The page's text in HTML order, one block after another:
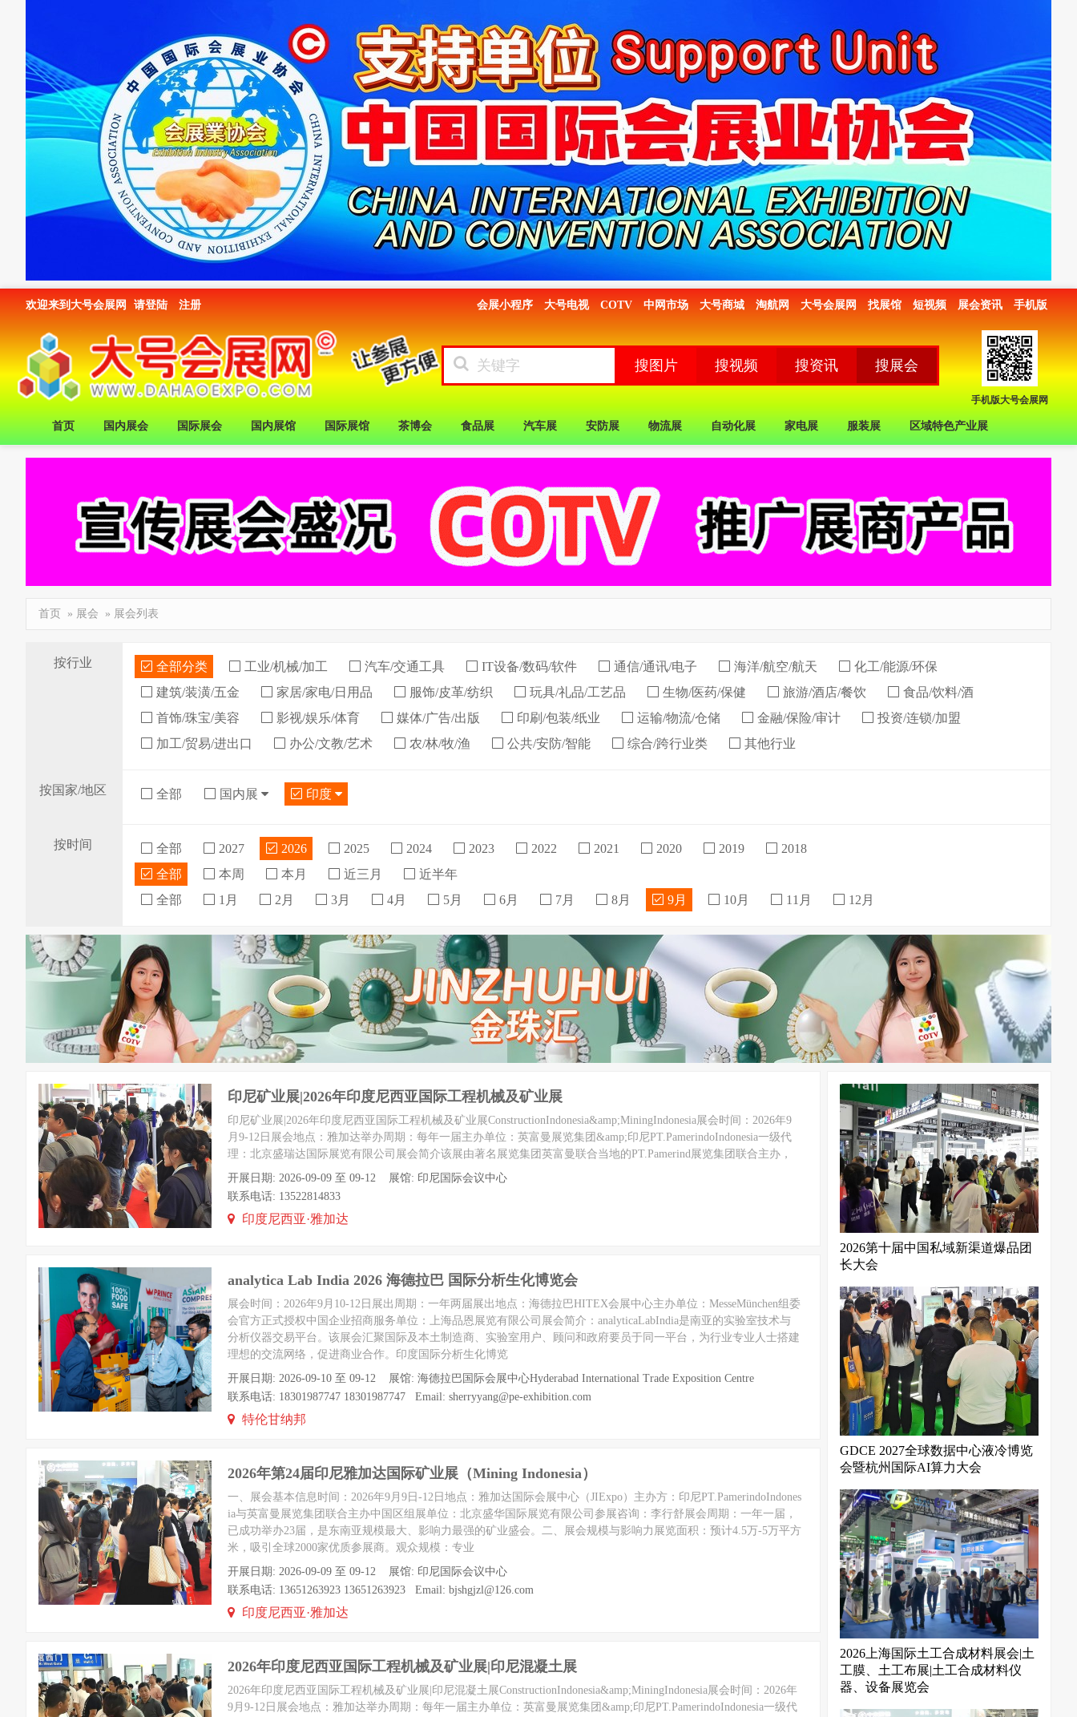
欢迎来到大号会展网 请登陆 注册 会展小程序 大号电视 COTV 中网市场 大号商城 淘航网 大号会展网 找展馆 短视频 展会资讯 手机版
手机版大号会展网
首页 国内展会 国际展会 国内展馆 国际展馆 茶博会 食品展 汽车展 安防展 物流展 自动化展 家电展 服装展 区域特色产业展
首页 » 展会 » 展会列表
按行业 全部分类 工业/机械/加工 汽车/交通工具 IT设备/数码/软件 通信/通讯/电子 海洋/航空/航天
化工/能源/环保
建筑/装潢/五金
家居/家电/日用品 服饰/皮革/纺织 玩具/礼品/工艺品 生物/医药/保健 旅游/酒店/餐饮
食品/饮料/酒
首饰/珠宝/美容
影视/娱乐/体育 媒体/广告/出版 印刷/包装/纸业 运输/物流/仓储 金融/保险/审计
投资/连锁/加盟
加工/贸易/进出口
办公/文教/艺术 农/林/牧/渔 公共/安防/智能 综合/跨行业类 其他行业
按国家/地区 全部 国内展 印度
按时间 全部 2027 2026 2025 2024 2023 2022 2021 2020 2019
2018
全部
本周 本月 近三月
近半年
全部
1月 2月 3月 4月 5月 6月 7月 8月 9月 10月 11月 12月
印尼矿业展|2026年印度尼西亚国际工程机械及矿业展
印尼矿业展|2026年印度尼西亚国际工程机械及矿业展ConstructionIndonesia&amp;MiningIndonesia展会时间：2026年9
月9-12日展会地点：雅加达举办周期：每年一届主办单位：英富曼展览集团&amp;印尼PT.PamerindoIndonesia一级代
理：北京盛瑞达国际展览有限公司展会简介该展由著名展览集团英富曼联合当地的PT.Pamerind展览集团联合主办，
开展日期: 2026-09-09 至 09-12 展馆: 印尼国际会议中心
联系电话: 13522814833
印度尼西亚·雅加达
analytica Lab India 2026 海德拉巴 国际分析生化博览会
展会时间：2026年9月10-12日展出周期：一年两届展出地点：海德拉巴HITEX会展中心主办单位：MesseMünchen组委
会官方正式授权中国企业招商服务单位：上海品恩展览有限公司展会简介：analyticaLabIndia是南亚的实验室技术与
分析仪器交易平台。该展会汇聚国际及本土制造商、实验室用户、顾问和政府要员于同一平台，为行业专业人士搭建
理想的交流网络，促进商业合作。印度国际分析生化博览
开展日期: 2026-09-10 至 09-12 展馆: 海德拉巴国际会展中心Hyderabad International Trade Exposition Centre
联系电话: 18301987747 18301987747 Email: sherryyang@pe-exhibition.com
特伦甘纳邦
2026年第24届印尼雅加达国际矿业展（Mining Indonesia）
一、展会基本信息时间：2026年9月9日-12日地点：雅加达国际会展中心（JIExpo）主办方：印尼PT.PamerindoIndones
ia与英富曼展览集团联合主办中国区组展单位：北京盛华国际展览有限公司参展咨询：李行舒展会周期：一年一届，
已成功举办23届，是东南亚规模最大、影响力最强的矿业盛会。二、展会规模与影响力展览面积：预计4.5万-5万平方
米，吸引全球2000家优质参展商。观众规模：专业
开展日期: 2026-09-09 至 09-12 展馆: 印尼国际会议中心
联系电话: 13651263923 13651263923 Email: bjshgjzl@126.com
印度尼西亚·雅加达
2026年印度尼西亚国际工程机械及矿业展|印尼混凝土展
2026年印度尼西亚国际工程机械及矿业展|印尼混凝土展ConstructionIndonesia&amp;MiningIndonesia展会时间：2026年
9月9-12日展会地点：雅加达举办周期：每年一届主办单位：英富曼展览集团&amp;印尼PT.PamerindoIndonesia一级代
2026第十届中国私域新渠道爆品团
长大会
GDCE 2027全球数据中心液冷博览
会暨杭州国际AI算力大会
2026上海国际土工合成材料展会|土
工膜、土工布展|土工合成材料仪
器、设备展览会